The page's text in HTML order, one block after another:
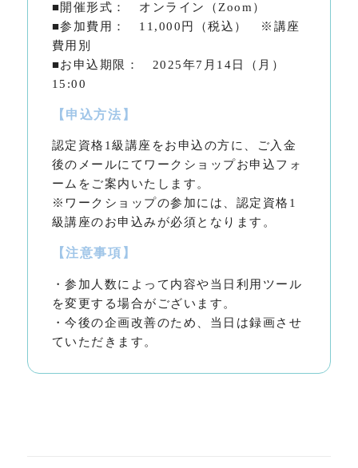
■開催形式： オンライン（Zoom）
■参加費用： 11,000円（税込） ※講座
費用別
■お申込期限： 2025年7月14日（月）
15:00
【申込方法】
認定資格1級講座をお申込の方に、ご入金
後のメールにてワークショップお申込フォ
ームをご案内いたします。
※ワークショップの参加には、認定資格1
級講座のお申込みが必須となります。
【注意事項】
・参加人数によって内容や当日利用ツール
を変更する場合がございます。
・今後の企画改善のため、当日は録画させ
ていただきます。